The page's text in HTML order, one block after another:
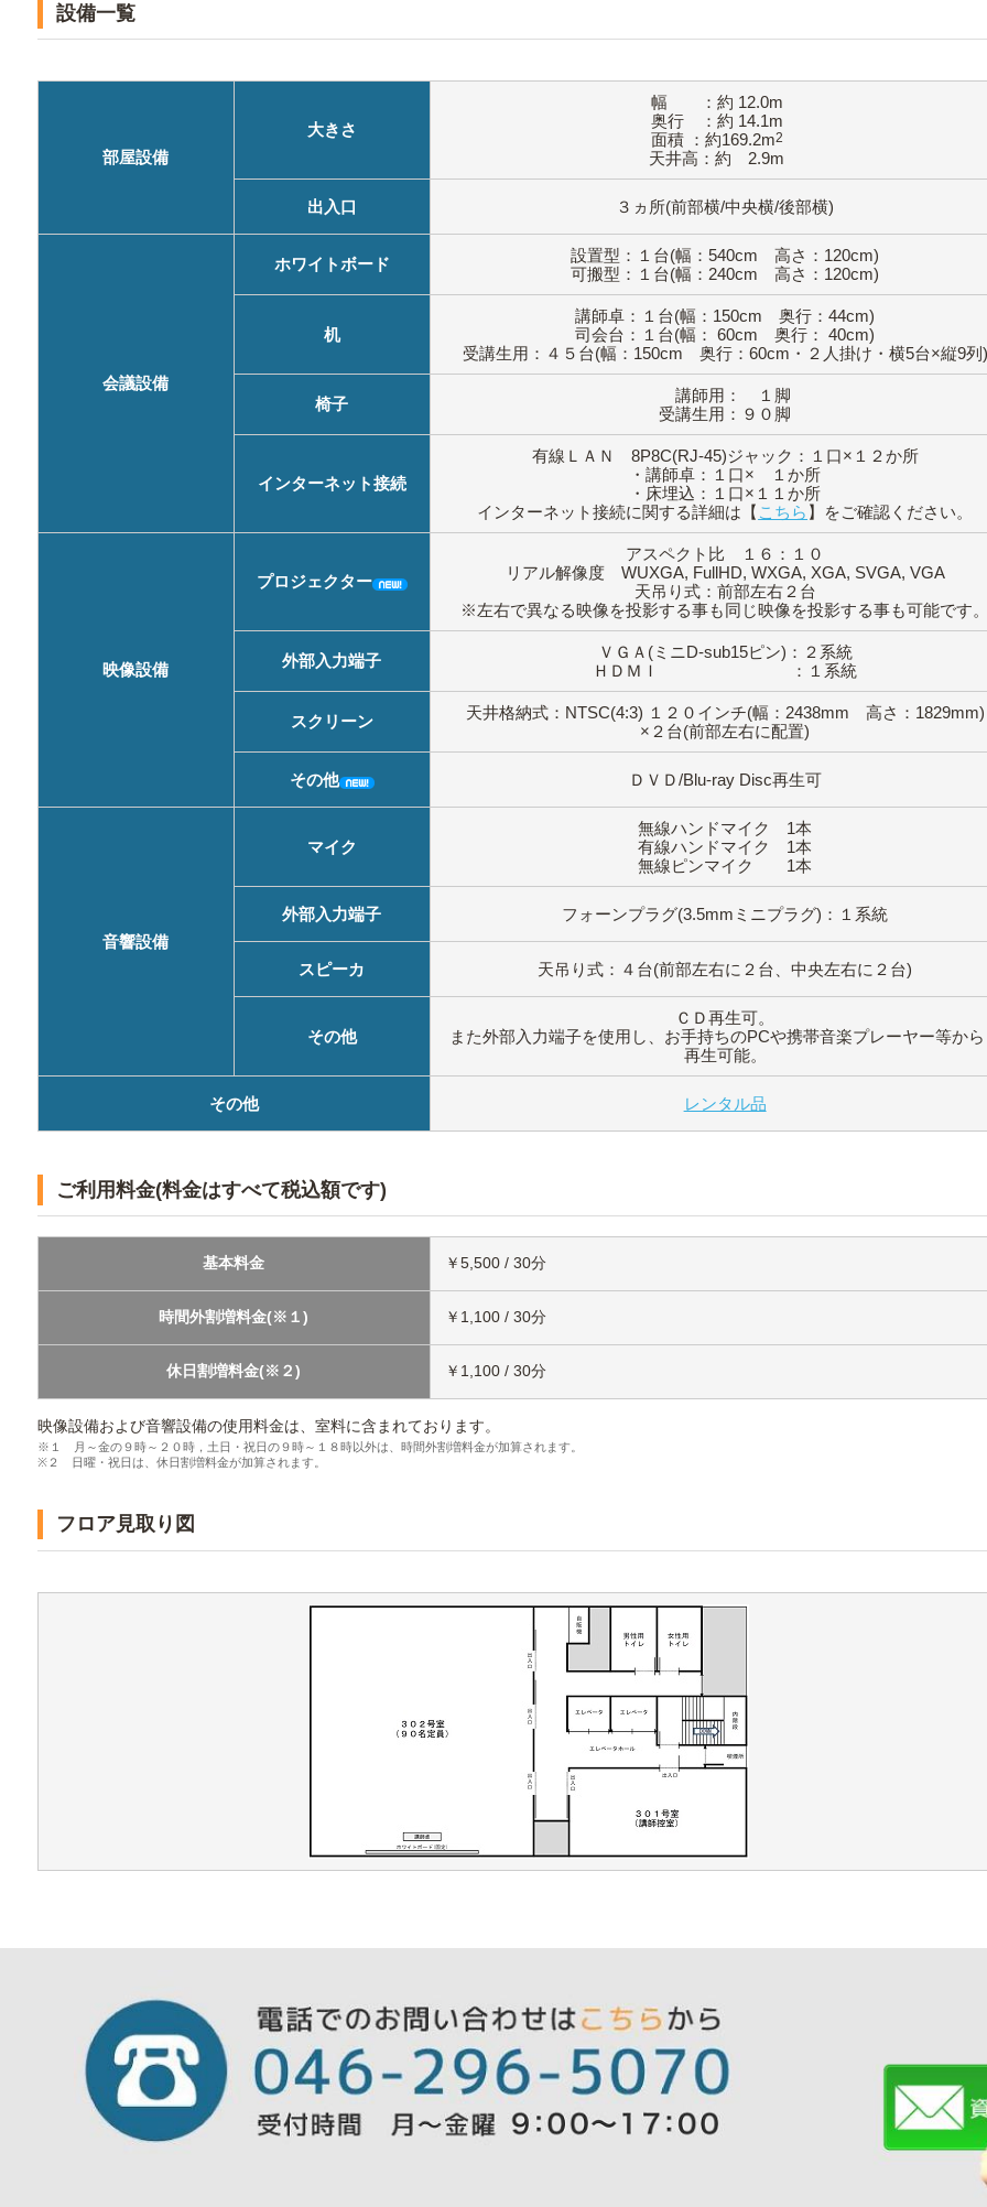
設備一覧
部屋設備
大きさ
幅 ：約 12.0m
奥行 ：約 14.1m
面積 ：約169.2m2
天井高：約 2.9m
出入口 ３ヵ所(前部横/中央横/後部横)
会議設備
ホワイトボード
設置型：１台(幅：540cm 高さ：120cm)
可搬型：１台(幅：240cm 高さ：120cm)
机
講師卓：１台(幅：150cm 奥行：44cm)
司会台：１台(幅： 60cm 奥行： 40cm)
受講生用：４５台(幅：150cm 奥行：60cm・２人掛け・横5台×縦9列)
椅子
講師用： １脚
受講生用：９０脚
インターネット接続
有線ＬＡＮ 8P8C(RJ-45)ジャック：１口×１２か所
・講師卓：１口× １か所
・床埋込：１口×１１か所
インターネット接続に関する詳細は【 こちら 】をご確認ください。
映像設備
プロジェクター
アスペクト比 １６：１０
リアル解像度 WUXGA, FullHD, WXGA, XGA, SVGA, VGA
天吊り式：前部左右２台
※左右で異なる映像を投影する事も同じ映像を投影する事も可能です
外部入力端子
ＶＧＡ(ミニD-sub15ピン)：２系統
ＨＤＭＩ ：１系統
スクリーン
天井格納式：NTSC(4:3) １２０インチ(幅：2438mm 高さ：1829mm)
×２台(前部左右に配置)
その他 ＤＶＤ/Blu-ray Disc再生可
音響設備
マイク
無線ハンドマイク 1本
有線ハンドマイク 1本
無線ピンマイク 1本
外部入力端子 フォーンプラグ(3.5mmミニプラグ)：１系統
スピーカ 天吊り式：４台(前部左右に２台、中央左右に２台)
その他
ＣＤ再生可。
また外部入力端子を使用し、お手持ちのPCや携帯音楽プレーヤー等か
再生可能。
その他 レンタル品
ご利用料金(料金はすべて税込額です)
基本料金 ￥5,500 / 30分
時間外割増料金(※１) ￥1,100 / 30分
休日割増料金(※２) ￥1,100 / 30分
映像設備および音響設備の使用料金は、室料に含まれております。
※１ 月～金の９時～２０時，土日・祝日の９時～１８時以外は、時間外割増料金が加算されます。
※２ 日曜・祝日は、休日割増料金が加算されます。
フロア見取り図